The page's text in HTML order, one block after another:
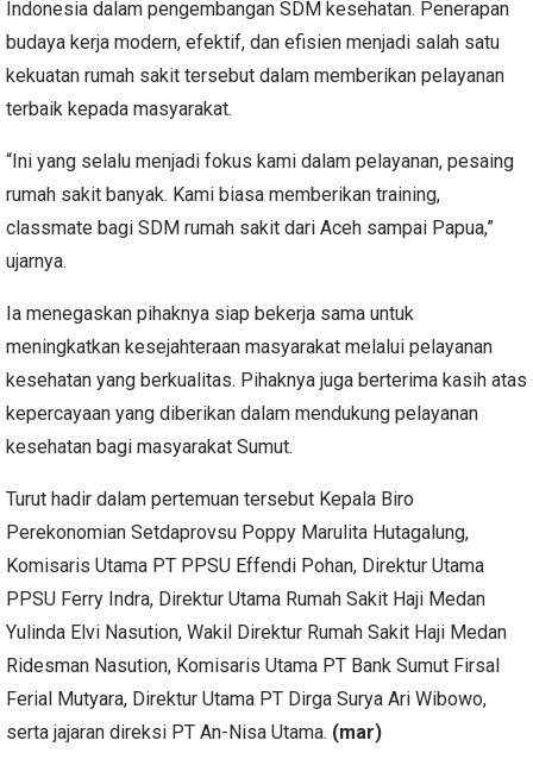
Indonesia dalam pengembangan SDM kesehatan. Penerapan
budaya kerja modern, efektif, dan efisien menjadi salah satu
kekuatan rumah sakit tersebut dalam memberikan pelayanan
terbaik kepada masyarakat.
“Ini yang selalu menjadi fokus kami dalam pelayanan, pesaing
rumah sakit banyak. Kami biasa memberikan training,
classmate bagi SDM rumah sakit dari Aceh sampai Papua,”
ujarnya.
Ia menegaskan pihaknya siap bekerja sama untuk
meningkatkan kesejahteraan masyarakat melalui pelayanan
kesehatan yang berkualitas. Pihaknya juga berterima kasih atas
kepercayaan yang diberikan dalam mendukung pelayanan
kesehatan bagi masyarakat Sumut.
Turut hadir dalam pertemuan tersebut Kepala Biro
Perekonomian Setdaprovsu Poppy Marulita Hutagalung,
Komisaris Utama PT PPSU Effendi Pohan, Direktur Utama
PPSU Ferry Indra, Direktur Utama Rumah Sakit Haji Medan
Yulinda Elvi Nasution, Wakil Direktur Rumah Sakit Haji Medan
Ridesman Nasution, Komisaris Utama PT Bank Sumut Firsal
Ferial Mutyara, Direktur Utama PT Dirga Surya Ari Wibowo,
serta jajaran direksi PT An-Nisa Utama. (mar)